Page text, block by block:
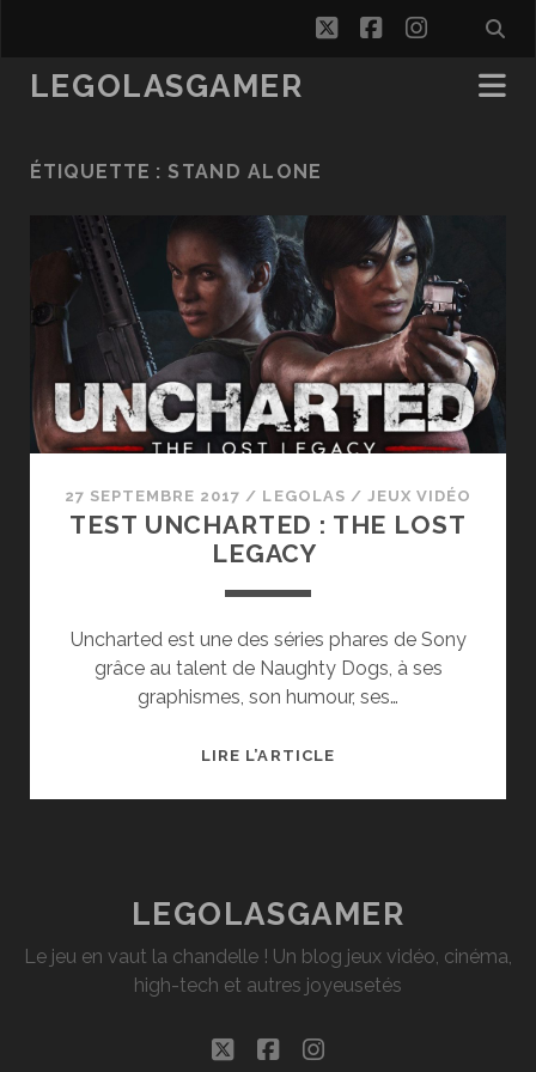
twitterfacebook
LEGOLASGAMER
ÉTIQUETTE :STAND ALONE
27 SEPTEMBRE 2017 / LEGOLAS / JEUX VIDÉO
TEST UNCHARTED : THE LOST
LEGACY
Uncharted est une des séries phares de Sony
grâce au talent de Naughty Dogs, à ses
graphismes, son humour, ses…
LIRE L’ARTICLETEST
LEGOLASGAMER
Le jeu en vaut la chandelle ! Un blog jeux vidéo, cinéma,
high-tech et autres joyeusetés
twitterfacebookinstagram